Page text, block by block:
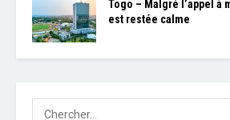
Togo – Malgré l’appel à
est restée calme